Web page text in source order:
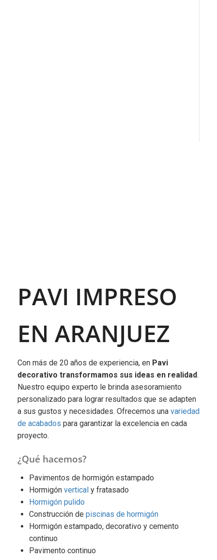
PAVI IMPRESO
EN ARANJUEZ
Con más de 20 años de experiencia, en Pavi
decorativo transformamos sus ideas en realidad.
Nuestro equipo experto le brinda asesoramiento
personalizado para lograr resultados que se adapten
a sus gustos y necesidades. Ofrecemos una variedad
de acabados para garantizar la excelencia en cada
proyecto.
¿Qué hacemos?
Pavimentos de hormigón estampado
Hormigón vertical y fratasado
Hormigón pulido
Construcción de piscinas de hormigón
Hormigón estampado, decorativo y cemento
continuo
Pavimento continuo